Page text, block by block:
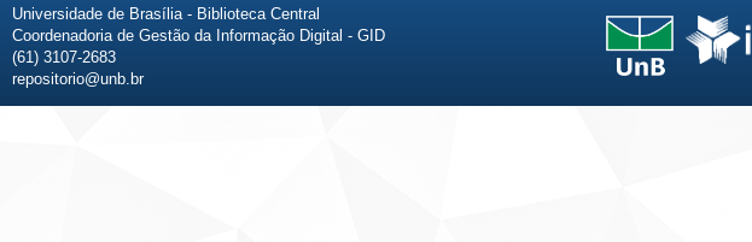
Universidade de Brasília - Biblioteca Central
Coordenadoria de Gestão da Informação Digital - GID
(61) 3107-2683
repositorio@unb.br